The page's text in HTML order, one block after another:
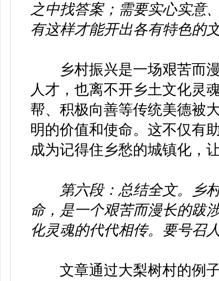
之中找答案；需要实心实意
有这样才能开出各有特色的
乡村振兴是一场艰苦而漫
人才，也离不开乡土文化灵
帮、积极向善等传统美德被
明的价值和使命。这不仅有
成为记得住乡愁的城镇化，
第六段：总结全文。乡
命，是一个艰苦而漫长的跋
化灵魂的代代相传。要号召
文章通过大梨树村的例